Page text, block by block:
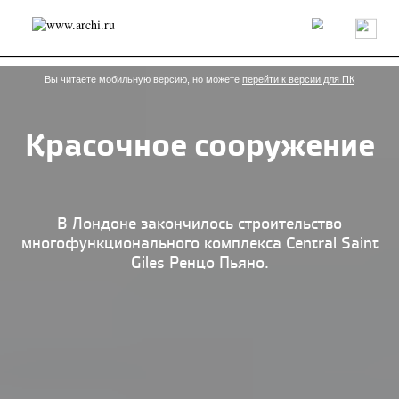
Россия Мир Технологии Интерьер Пресса
Архитекторы
Проекты
Конкурсы События Книги Вакансии
send.project Анонсы конкурсов
Блог
Журнал
Исследование
Дизайн
Иностранцы в России
Интерьер
Книги
Наследие Образование
Урбанистика
Вы читаете мобильную версию, но можете перейти к версии для ПК
Красочное сооружение
В Лондоне закончилось строительство
многофункционального комплекса Central Saint
Giles Ренцо Пьяно.